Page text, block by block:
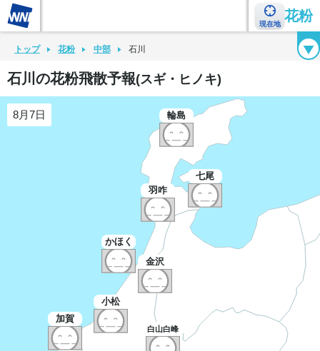
現在地
花粉
花粉カレンダー 花粉図鑑 花粉症チェックシート 花粉症ハンドブック
トップ 花粉 中部 石川
石川の花粉飛散予報(スギ・ヒノキ)
8月7日 輪島
羽咋
七尾
加賀
金沢
白山白峰
小松
かほく